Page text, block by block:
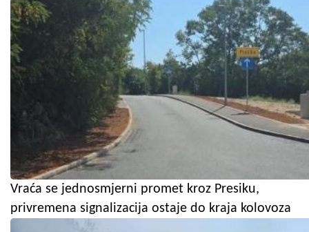
Vraća se jednosmjerni promet kroz Presiku,
privremena signalizacija ostaje do kraja kolovoza